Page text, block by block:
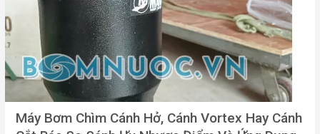
Máy Bơm Chìm Cánh Hở, Cánh Vortex Hay Cánh